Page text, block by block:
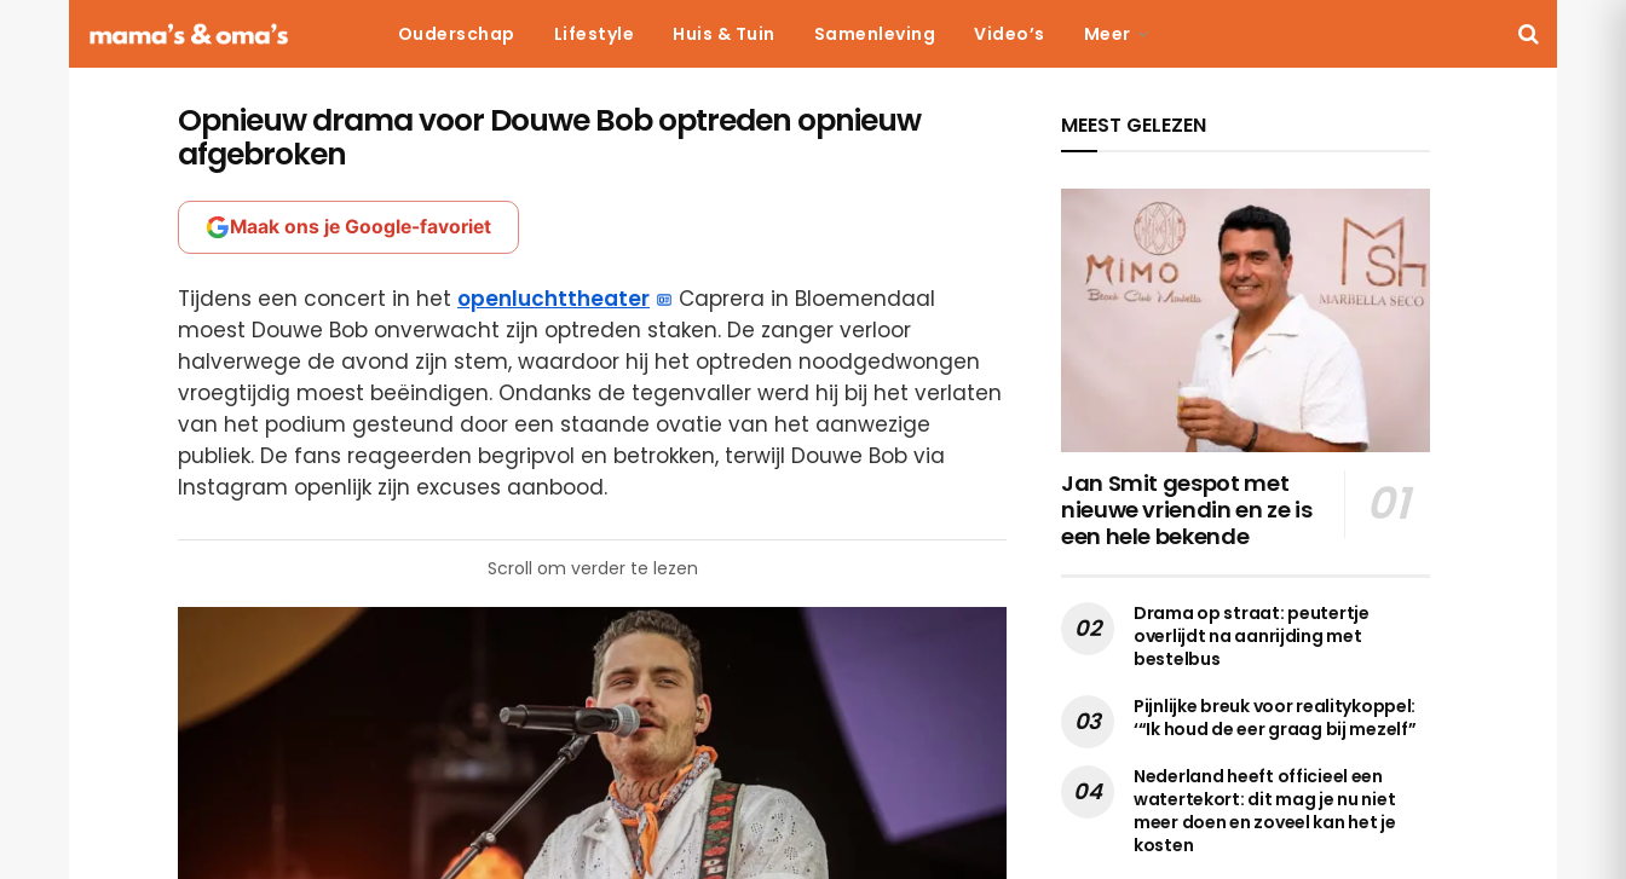
Ouderschap Lifestyle Huis & Tuin Samenleving Video’s Meer
Opnieuw drama voor Douwe Bob optreden opnieuw
afgebroken
Maak ons je Google-favoriet
Tijdens een concert in het openluchttheater
Caprera in Bloemendaal
moest Douwe Bob onverwacht zijn optreden staken. De zanger verloor
halverwege de avond zijn stem, waardoor hij het optreden noodgedwongen
vroegtijdig moest beëindigen. Ondanks de tegenvaller werd hij bij het verlaten
van het podium gesteund door een staande ovatie van het aanwezige
publiek. De fans reageerden begripvol en betrokken, terwijl Douwe Bob via
Instagram openlijk zijn excuses aanbood.
Scroll om verder te lezen
MEEST GELEZEN
Jan Smit gespot met
nieuwe vriendin en ze is
een hele bekende
Drama op straat: peutertje
overlijdt na aanrijding met
bestelbus
Pijnlijke breuk voor realitykoppel:
‘“Ik houd de eer graag bij mezelf”
Nederland heeft officieel een
watertekort: dit mag je nu niet
meer doen en zoveel kan het je
kosten